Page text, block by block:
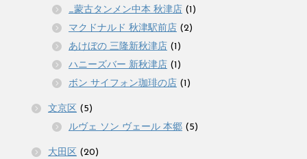
_蒙古タンメン中本 秋津店 (1)
マクドナルド 秋津駅前店 (2)
あけぼの 三隆新秋津店 (1)
ハニーズバー 新秋津店 (1)
ボン サイフォン珈琲の店 (1)
文京区 (5)
ルヴェ ソン ヴェール 本郷 (5)
大田区 (20)